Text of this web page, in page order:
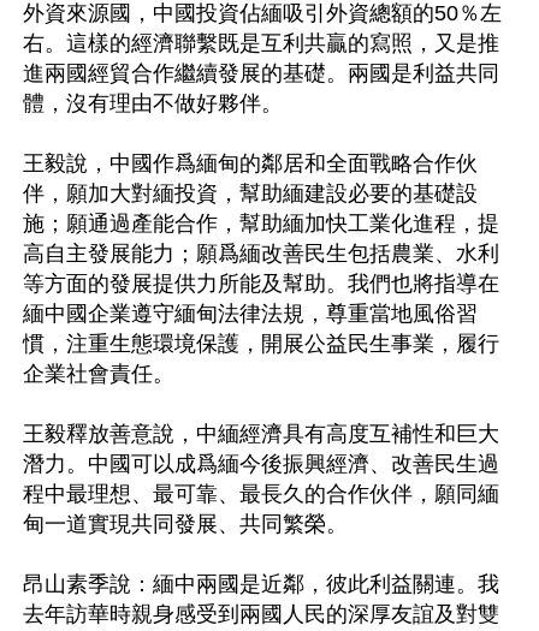
外資來源國，中國投資佔緬吸引外資總額的50％左
右。這樣的經濟聯繫既是互利共贏的寫照，又是推
進兩國經貿合作繼續發展的基礎。兩國是利益共同
體，沒有理由不做好夥伴。
王毅說，中國作爲緬甸的鄰居和全面戰略合作伙
伴，願加大對緬投資，幫助緬建設必要的基礎設
施；願通過產能合作，幫助緬加快工業化進程，提
高自主發展能力；願爲緬改善民生包括農業、水利
等方面的發展提供力所能及幫助。我們也將指導在
緬中國企業遵守緬甸法律法規，尊重當地風俗習
慣，注重生態環境保護，開展公益民生事業，履行
企業社會責任。
王毅釋放善意說，中緬經濟具有高度互補性和巨大
潛力。中國可以成爲緬今後振興經濟、改善民生過
程中最理想、最可靠、最長久的合作伙伴，願同緬
甸一道實現共同發展、共同繁榮。
昂山素季說：緬中兩國是近鄰，彼此利益關連。我
去年訪華時親身感受到兩國人民的深厚友誼及對雙